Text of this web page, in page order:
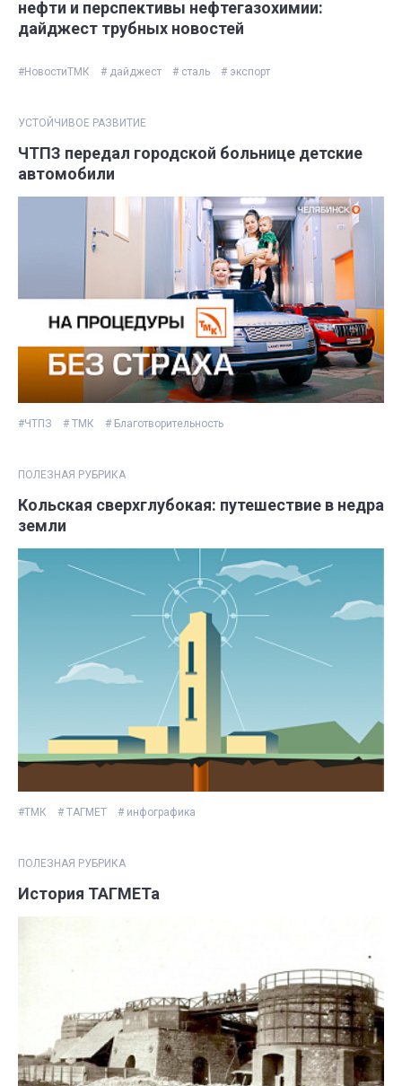
нефти и перспективы нефтегазохимии:
дайджест трубных новостей
#НовостиТМК # дайджест # сталь # экспорт
УСТОЙЧИВОЕ РАЗВИТИЕ
ЧТПЗ передал городской больнице детские
автомобили
#ЧТПЗ # ТМК # Благотворительность
ПОЛЕЗНАЯ РУБРИКА
Кольская сверхглубокая: путешествие в недра
земли
#ТМК # ТАГМЕТ # инфографика
ПОЛЕЗНАЯ РУБРИКА
История ТАГМЕТа